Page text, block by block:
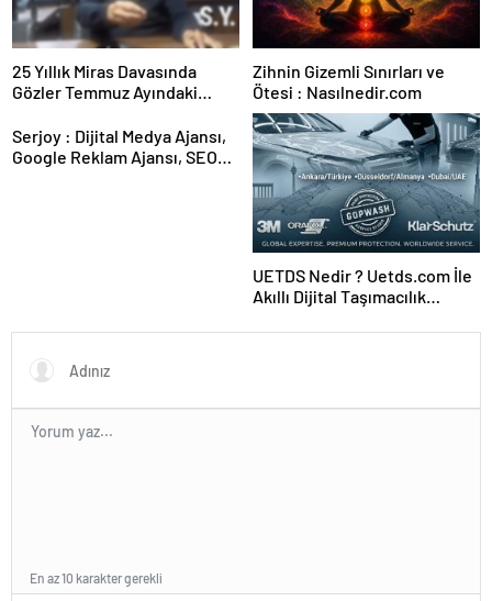
25 Yıllık Miras Davasında
Gözler Temmuz Ayındaki
Zihnin Gizemli Sınırları ve
Ötesi : Nasılnedir.com
Serjoy : Dijital Medya Ajansı,
Google Reklam Ajansı, SEO
UETDS Nedir ? Uetds.com İle
Akıllı Dijital Taşımacılık
En az 10 karakter gerekli